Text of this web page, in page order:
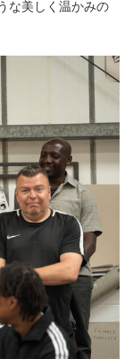
な美しく温かみの